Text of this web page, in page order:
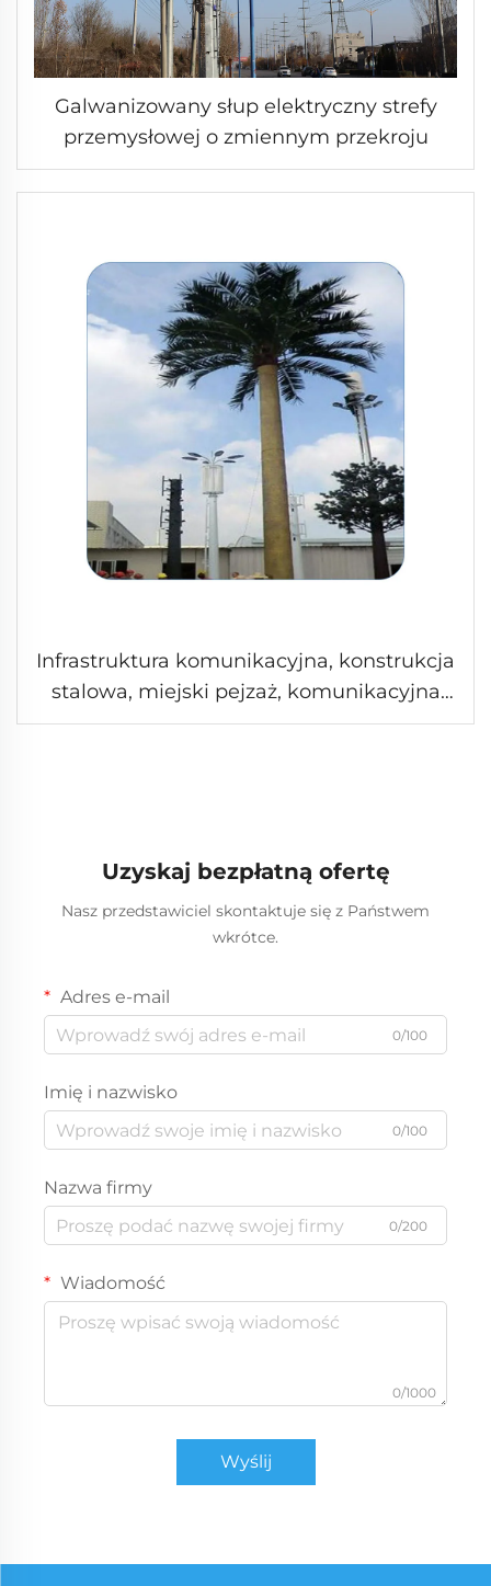
Galwanizowany słup elektryczny strefy
przemysłowej o zmiennym przekroju
Infrastruktura komunikacyjna, konstrukcja
stalowa, miejski pejzaż, komunikacyjna
wieża bioniczna sosnowego drzewa
Uzyskaj bezpłatną ofertę
Nasz przedstawiciel skontaktuje się z Państwem
wkrótce.
Adres e-mail
0/100
Imię i nazwisko
0/100
Nazwa firmy
0/200
Wiadomość
0/1000
Wyślij